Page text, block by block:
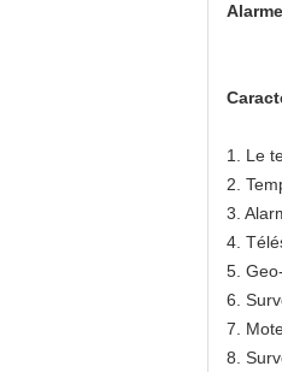
1. Le
2.
3.
4.
5.
6.
7.
8.